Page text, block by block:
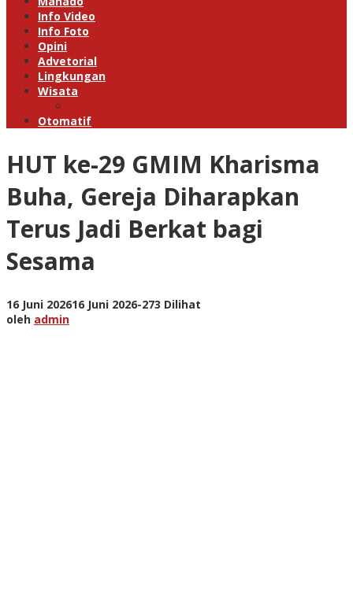
Info Video
Info Foto
Opini
Advetorial
Lingkungan
Wisata
Otomatif
HUT ke-29 GMIM Kharisma
Buha, Gereja Diharapkan
Terus Jadi Berkat bagi
Sesama
16 Juni 202616 Juni 2026oleh
-273 Dilihat
oleh admin